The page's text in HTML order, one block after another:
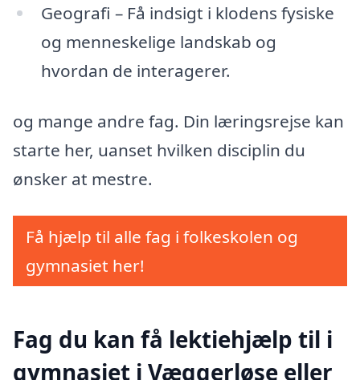
Geografi – Få indsigt i klodens fysiske
og menneskelige landskab og
hvordan de interagerer.
og mange andre fag. Din læringsrejse kan
starte her, uanset hvilken disciplin du
ønsker at mestre.
Få hjælp til alle fag i folkeskolen og
gymnasiet her!
Fag du kan få lektiehjælp til i
gymnasiet i Væggerløse eller